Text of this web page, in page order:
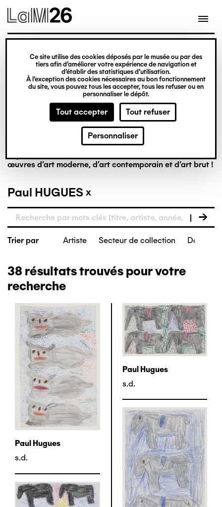
Gestion des cookies
Ce site utilise des cookies déposés par le musée ou par des
tiers afin d’améliorer votre expérience de navigation et
d’établir des statistiques d’utilisation.
À l’exception des cookies nécessaires au bon fonctionnement
du site, vous pouvez tous les accepter, tous les refuser ou en
personnaliser le dépôt.
Tout accepter Tout refuser
Personnaliser
La collection en
ligne
Riche de plus de 8 000 œuvres, la collection du LaM est
œuvres d’art moderne, d’art contemporain et d’art brut !
Paul HUGUES
Trier par Artiste Secteur de collection Date de
38 résultats trouvés pour votre
recherche
Paul Hugues
s.d.
Paul Hugues
s.d.